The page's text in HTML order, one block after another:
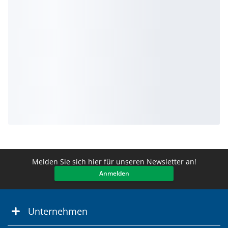
Melden Sie sich hier für unseren Newsletter an!
Anmelden
Unternehmen